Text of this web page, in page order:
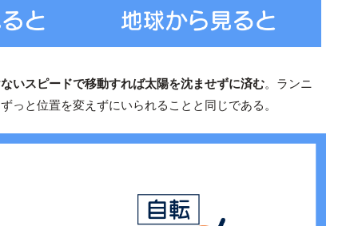
いスピードで移動すれば太陽を沈ませずに済む。ランニ
っと位置を変えずにいられることと同じである。